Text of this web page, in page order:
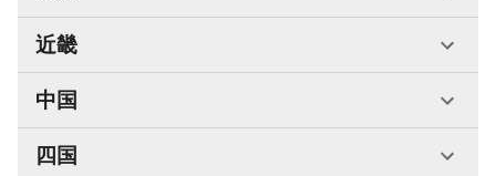
近畿
中国
四国